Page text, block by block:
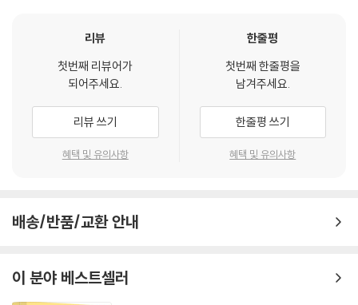
리뷰
첫번째 리뷰어가
되어주세요.
리뷰 쓰기
혜택 및 유의사항
한줄평
첫번째 한줄평을
남겨주세요.
한줄평 쓰기
혜택 및 유의사항
배송/반품/교환 안내
이 분야 베스트셀러